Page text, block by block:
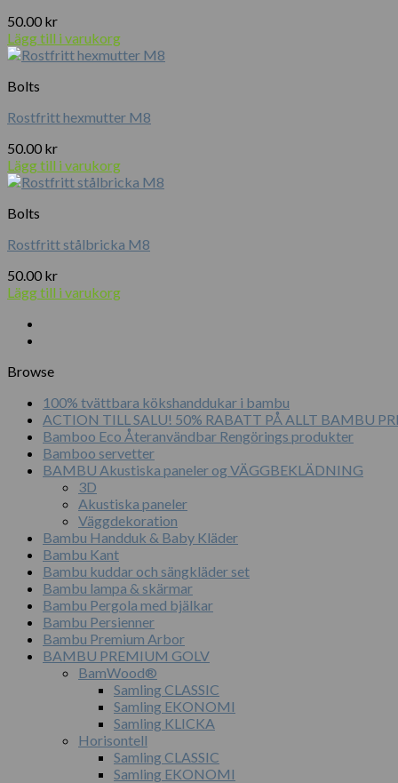
50.00 kr
Lägg till i varukorg
Bolts
Rostfritt hexmutter M8
50.00 kr
Lägg till i varukorg
Bolts
Rostfritt stålbricka M8
50.00 kr
Lägg till i varukorg
Browse
100% tvättbara kökshanddukar i bambu
ACTION TILL SALU! 50% RABATT PÅ ALLT BAMBU
Bamboo Eco Återanvändbar Rengörings produkter
Bamboo servetter
BAMBU Akustiska paneler og VÄGGBEKLÄDNING
3D
Akustiska paneler
Väggdekoration
Bambu Handduk & Baby Kläder
Bambu Kant
Bambu kuddar och sängkläder set
Bambu lampa & skärmar
Bambu Pergola med bjälkar
Bambu Persienner
Bambu Premium Arbor
BAMBU PREMIUM GOLV
BamWood®
Samling CLASSIC
Samling EKONOMI
Samling KLICKA
Horisontell
Samling CLASSIC
Samling EKONOMI